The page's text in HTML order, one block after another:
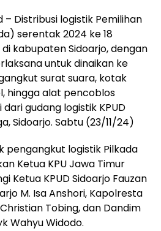
– Distribusi logistik Pemilihan
serentak 2024 ke 18
kabupaten Sidoarjo, dengan
untuk dinaikan ke
surat suara, kotak
hingga alat pencoblos
gudang logistik KPUD
Sidoarjo. Sabtu (23/11/24)
pengangkut logistik Pilkada
Ketua KPU Jawa Timur
Ketua KPUD Sidoarjo Fauzan
M. Isa Anshori, Kapolresta
Tobing, dan Dandim
Wahyu Widodo.